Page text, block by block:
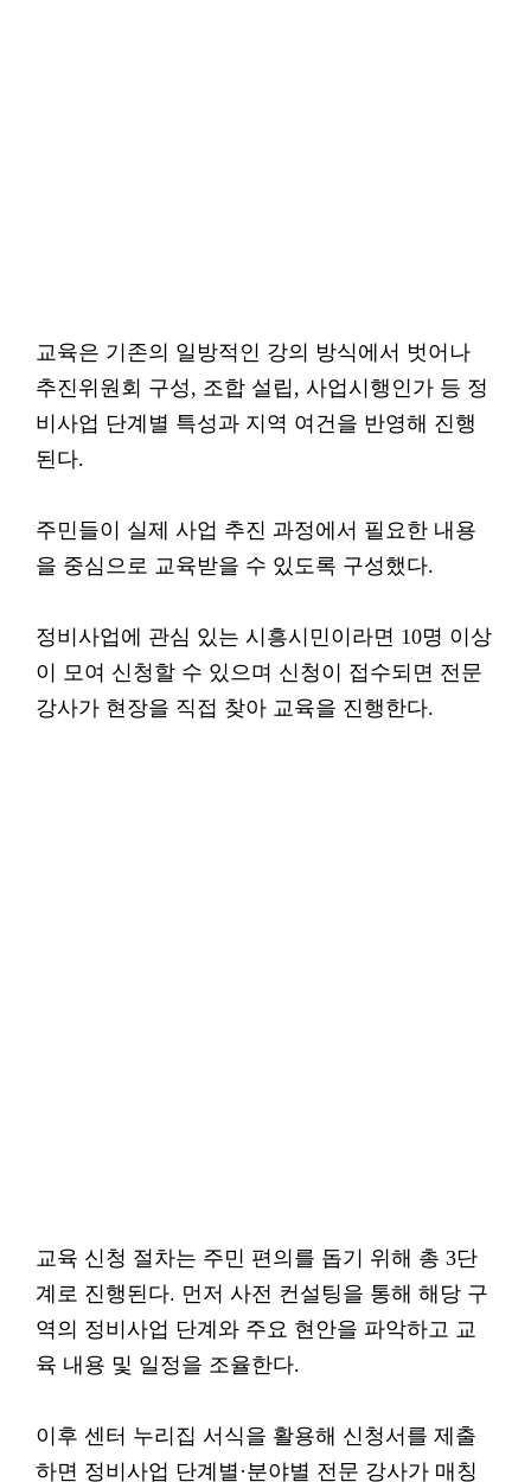
교육은 기존의 일방적인 강의 방식에서 벗어나
추진위원회 구성, 조합 설립, 사업시행인가 등 정
비사업 단계별 특성과 지역 여건을 반영해 진행
된다.
주민들이 실제 사업 추진 과정에서 필요한 내용
을 중심으로 교육받을 수 있도록 구성했다.
정비사업에 관심 있는 시흥시민이라면 10명 이상
이 모여 신청할 수 있으며 신청이 접수되면 전문
강사가 현장을 직접 찾아 교육을 진행한다.
교육 신청 절차는 주민 편의를 돕기 위해 총 3단
계로 진행된다. 먼저 사전 컨설팅을 통해 해당 구
역의 정비사업 단계와 주요 현안을 파악하고 교
육 내용 및 일정을 조율한다.
이후 센터 누리집 서식을 활용해 신청서를 제출
하면 정비사업 단계별·분야별 전문 강사가 매칭